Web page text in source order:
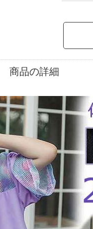
商品の詳細